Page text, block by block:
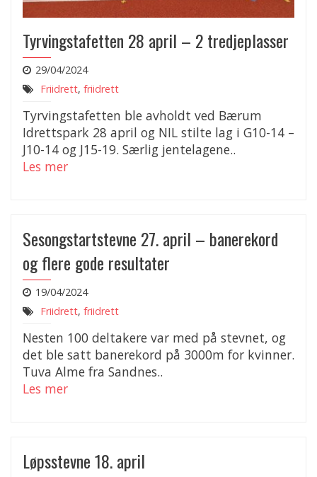
Tyrvingstafetten 28 april – 2 tredjeplasser
29/04/2024
Friidrett, friidrett
Tyrvingstafetten ble avholdt ved Bærum
Idrettspark 28 april og NIL stilte lag i G10-14 –
J10-14 og J15-19. Særlig jentelagene..
Les mer
Sesongstartstevne 27. april – banerekord
og flere gode resultater
19/04/2024
Friidrett, friidrett
Nesten 100 deltakere var med på stevnet, og
det ble satt banerekord på 3000m for kvinner.
Tuva Alme fra Sandnes..
Les mer
Løpsstevne 18. april